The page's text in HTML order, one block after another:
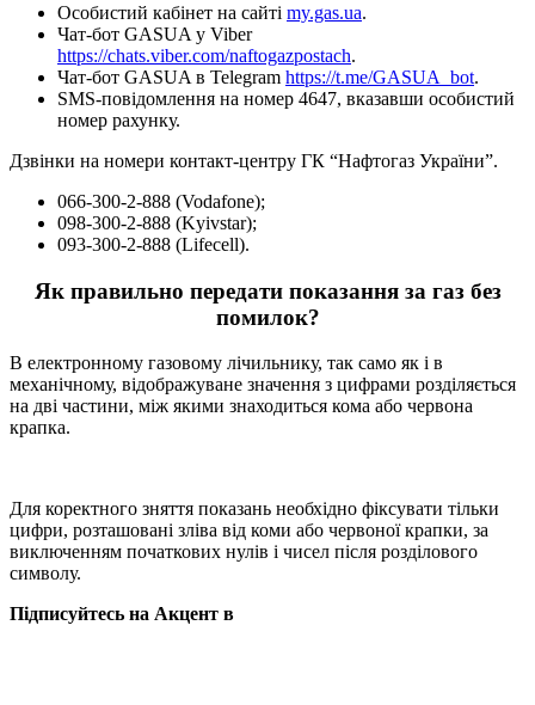
Особистий кабінет на сайті my.gas.ua.
Чат-бот GASUA у Viber
https://chats.viber.com/naftogazpostach.
Чат-бот GASUA в Telegram https://t.me/GASUA_bot.
SMS-повідомлення на номер 4647, вказавши особистий
номер рахунку.
Дзвінки на номери контакт-центру ГК “Нафтогаз України”.
066-300-2-888 (Vodafone);
098-300-2-888 (Kyivstar);
093-300-2-888 (Lifecell).
Як правильно передати показання за газ без
помилок?
В електронному газовому лічильнику, так само як і в
механічному, відображуване значення з цифрами розділяється
на дві частини, між якими знаходиться кома або червона
крапка.
Для коректного зняття показань необхідно фіксувати тільки
цифри, розташовані зліва від коми або червоної крапки, за
виключенням початкових нулів і чисел після розділового
символу.
Підписуйтесь на Акцент в